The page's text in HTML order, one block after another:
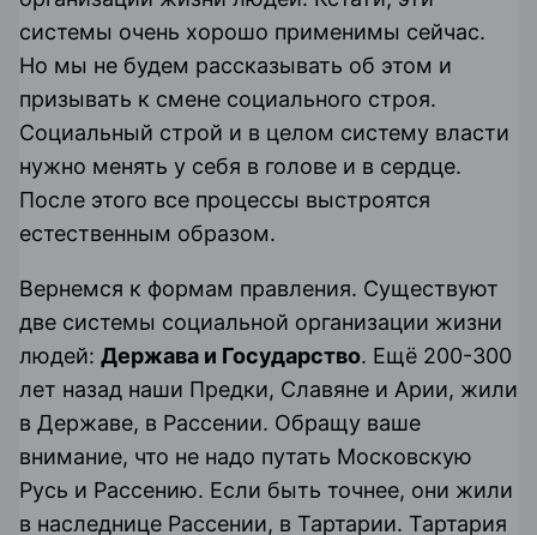
системы очень хорошо применимы сейчас.
Но мы не будем рассказывать об этом и
призывать к смене социального строя.
Социальный строй и в целом систему власти
нужно менять у себя в голове и в сердце.
После этого все процессы выстроятся
естественным образом.
Вернемся к формам правления. Существуют
две системы социальной организации жизни
людей: Держава и Государство. Ещё 200-300
лет назад наши Предки, Славяне и Арии, жили
в Державе, в Рассении. Обращу ваше
внимание, что не надо путать Московскую
Русь и Рассению. Если быть точнее, они жили
в наследнице Рассении, в Тартарии. Тартария